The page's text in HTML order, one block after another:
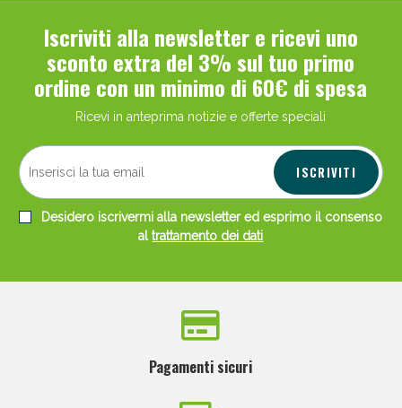
Iscriviti alla newsletter e ricevi uno
sconto extra del 3% sul tuo primo
ordine con un minimo di 60€ di spesa
Ricevi in anteprima notizie e offerte speciali
ISCRIVITI
Desidero iscrivermi alla newsletter ed esprimo il consenso
altrattamento dei dati
Pagamenti sicuri
Scopri le offerte di Oggi